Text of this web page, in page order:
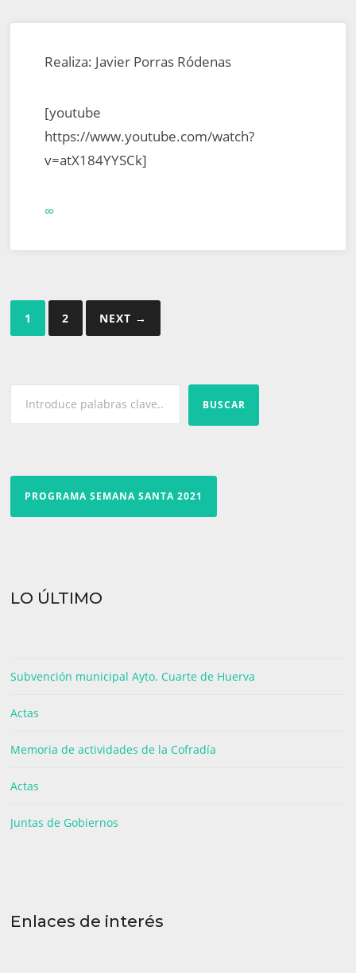
Realiza: Javier Porras Ródenas
[youtube
https://www.youtube.com/watch?
v=atX184YYSCk]
∞
Paginación
de
1 2 NEXT →
BUSCAR
PROGRAMA SEMANA SANTA 2021
LO ÚLTIMO
Subvención municipal Ayto. Cuarte de Huerva
Actas
Memoria de actividades de la Cofradía
Actas
Juntas de Gobiernos
Enlaces de interés